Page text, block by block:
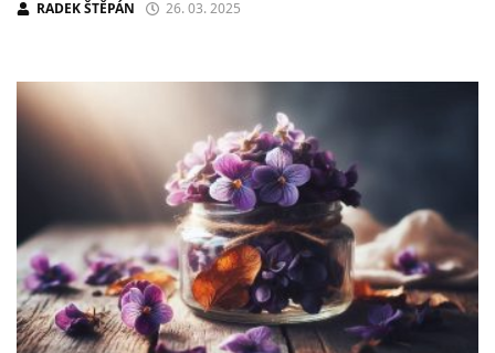
RADEK ŠTĚPÁN 26. 03. 2025